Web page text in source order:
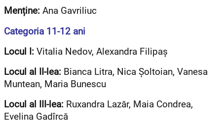
Menține: Ana Gavriliuc
Categoria 11-12 ani
Locul I: Vitalia Nedov, Alexandra Filipaș
Locul al II-lea: Bianca Litra, Nica Șoltoian, Vanesa
Muntean, Maria Bunescu
Locul al III-lea: Ruxandra Lazăr, Maia Condrea,
Evelina Gadîrcă